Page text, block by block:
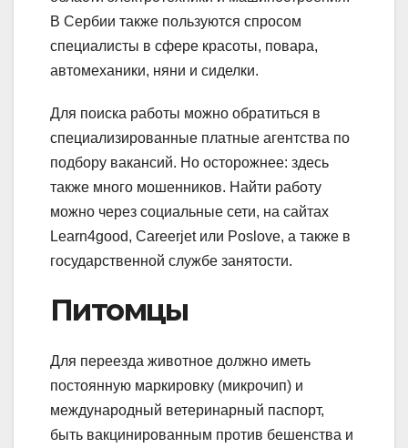
В Сербии также пользуются спросом
специалисты в сфере красоты, повара,
автомеханики, няни и сиделки.
Для поиска работы можно обратиться в
специализированные платные агентства по
подбору вакансий. Но осторожнее: здесь
также много мошенников. Найти работу
можно через социальные сети, на сайтах
Learn4good, Careerjet или Poslove, а также в
государственной службе занятости.
Питомцы
Для переезда животное должно иметь
постоянную маркировку (микрочип) и
международный ветеринарный паспорт,
быть вакцинированным против бешенства и